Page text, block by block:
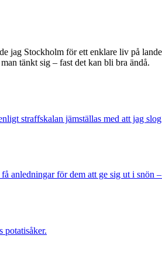
jag Stockholm för ett enklare liv på
tänkt sig – fast det kan bli bra ändå.